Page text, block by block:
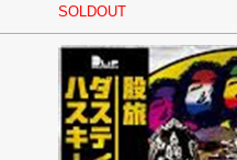
SOLDOUT